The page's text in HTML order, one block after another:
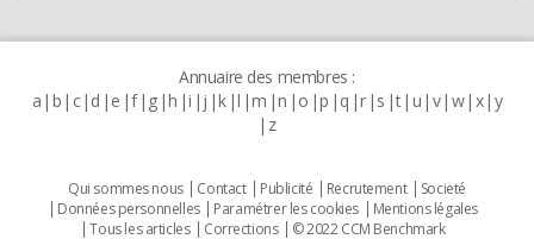
Annuaire des membres :
a b c d e f g h i j k l m n o p q r s t u v w x y
z
Qui sommes nous Contact Publicité Recrutement
Societé
Données personnelles
Paramétrer les cookies
Mentions légales
Tous les articles
Corrections © 2022 CCM Benchmark